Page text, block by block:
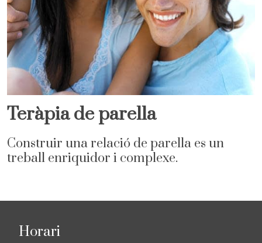
Teràpia de parella
Construir una relació de parella es un
treball enriquidor i complexe.
Horari